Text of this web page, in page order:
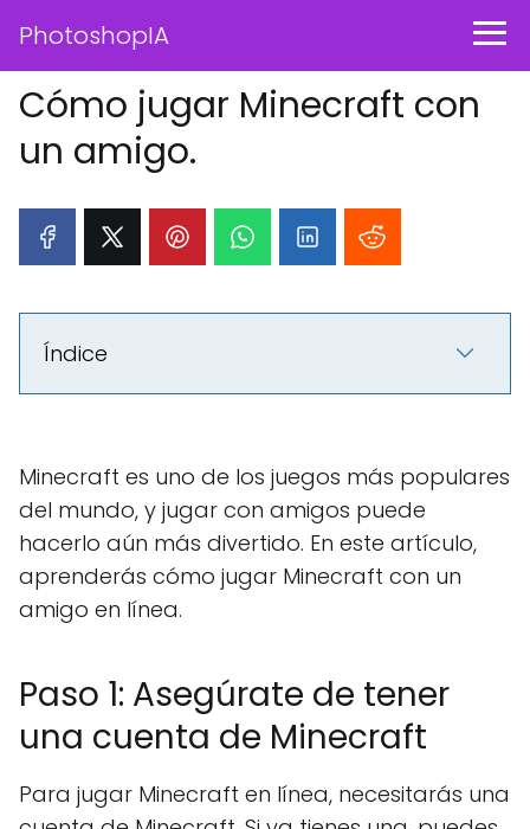
PhotoshopIA
Cómo jugar Minecraft con
un amigo.
Índice
Minecraft es uno de los juegos más populares
del mundo, y jugar con amigos puede
hacerlo aún más divertido. En este artículo,
aprenderás cómo jugar Minecraft con un
amigo en línea.
Paso 1: Asegúrate de tener
una cuenta de Minecraft
Para jugar Minecraft en línea, necesitarás una